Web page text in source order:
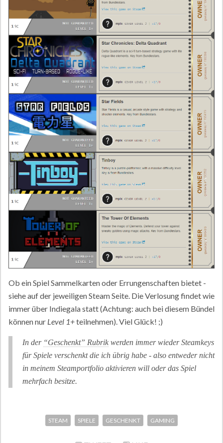
Ob ein Spiel Sammelkarten oder Errungenschaften bietet -
siehe auf der jeweiligen Steam Seite. Die Verlosung findet wie
immer über Indiegala statt (Achtung: auch bei diesem Bündel
können nur Level 1+teilnehmen). Viel Glück! ;)
In der “Geschenkt” Rubrik werden immer wieder Steamkeys
für Spiele verschenkt die ich übrig habe - also entweder nicht
in meinem Steamportfolio aktivieren will oder das Spiel
mehrfach besitze.
STEAM SPIELE GESCHENKT GAMING